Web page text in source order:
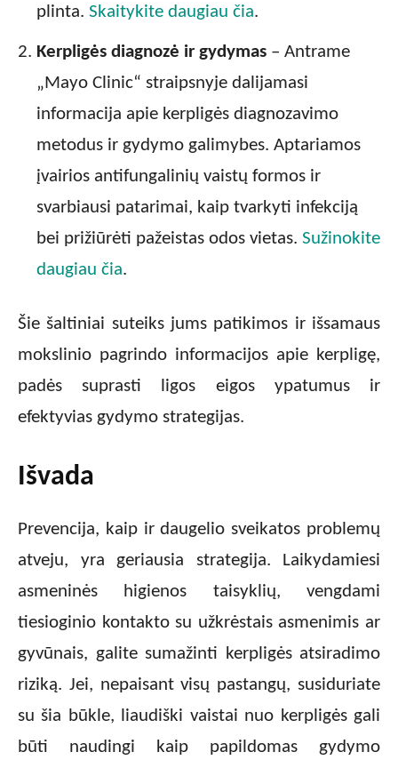
plinta. Skaitykite daugiau čia.
Kerpligės diagnozė ir gydymas – Antrame
„Mayo Clinic“ straipsnyje dalijamasi
informacija apie kerpligės diagnozavimo
metodus ir gydymo galimybes. Aptariamos
įvairios antifungalinių vaistų formos ir
svarbiausi patarimai, kaip tvarkyti infekciją
bei prižiūrėti pažeistas odos vietas. Sužinokite
daugiau čia.
Šie šaltiniai suteiks jums patikimos ir išsamaus
mokslinio pagrindo informacijos apie kerpligę,
padės suprasti ligos eigos ypatumus ir
efektyvias gydymo strategijas.
Išvada
Prevencija, kaip ir daugelio sveikatos problemų
atveju, yra geriausia strategija. Laikydamiesi
asmeninės higienos taisyklių, vengdami
tiesioginio kontakto su užkrėstais asmenimis ar
gyvūnais, galite sumažinti kerpligės atsiradimo
riziką. Jei, nepaisant visų pastangų, susiduriate
su šia būkle, liaudiški vaistai nuo kerpligės gali
būti naudingi kaip papildomas gydymo